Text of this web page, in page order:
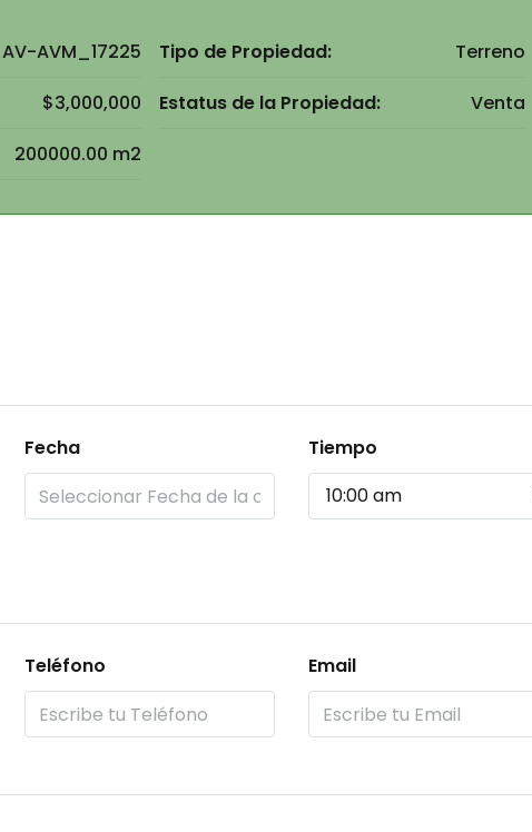
AV-AVM_17225
$3,000,000
200000.00 m2
Tipo de Propiedad:
Terreno
Estatus de la Propiedad:
Venta
Fecha
Tiempo
10:00 am
Teléfono Email